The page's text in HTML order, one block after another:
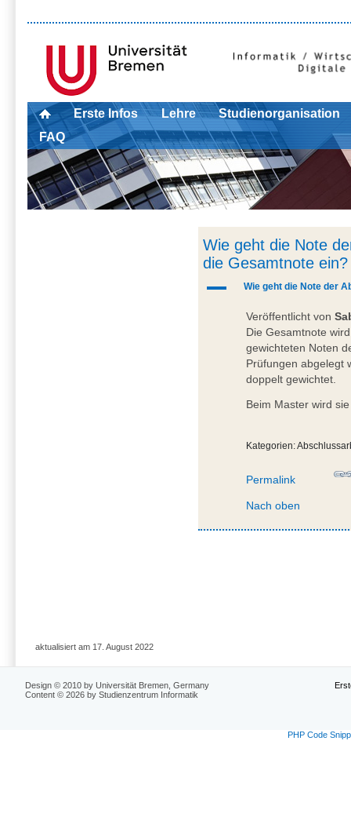
Erste Infos Lehre
Studienorganisation
FAQ
Wie geht die Note
die Gesamtnote ein?
A Wie geht die Note der
Veröffentlicht von
Die Gesamtnote
gewichteten Noten
Prüfungen abgelegt
doppelt gewichtet.
Beim Master wird
Kategorien:
Permalink
Nach oben
aktualisiert am 17. August 2022
Design © 2010 by Universität Bremen, Germany
Content © 2026 by Studienzentrum Informatik
PHP Code